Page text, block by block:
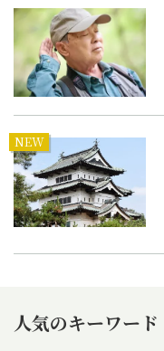
NEW
人気のキーワード